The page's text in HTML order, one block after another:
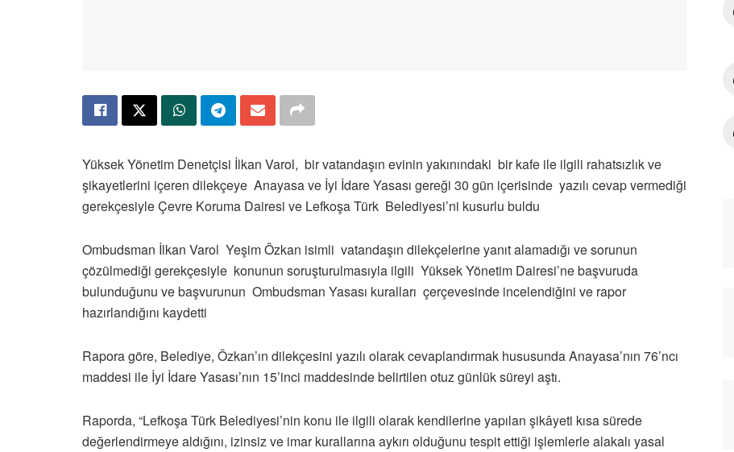
Yüksek Yönetim Denetçisi İlkan Varol, bir vatandaşın evinin yakınındaki bir kafe ile ilgili rahatsızlık ve
şikayetlerini içeren dilekçeye Anayasa ve İyi İdare Yasası gereği 30 gün içerisinde yazılı cevap vermediği
gerekçesiyle Çevre Koruma Dairesi ve Lefkoşa Türk Belediyesi’ni kusurlu buldu
Ombudsman İlkan Varol Yeşim Özkan isimli vatandaşın dilekçelerine yanıt alamadığı ve sorunun
çözülmediği gerekçesiyle konunun soruşturulmasıyla ilgili Yüksek Yönetim Dairesi’ne başvuruda
bulunduğunu ve başvurunun Ombudsman Yasası kuralları çerçevesinde incelendiğini ve rapor
hazırlandığını kaydetti
Rapora göre, Belediye, Özkan’ın dilekçesini yazılı olarak cevaplandırmak hususunda Anayasa’nın 76’ncı
maddesi ile İyi İdare Yasası’nın 15’inci maddesinde belirtilen otuz günlük süreyi aştı.
Raporda, “Lefkoşa Türk Belediyesi’nin konu ile ilgili olarak kendilerine yapılan şikâyeti kısa sürede
değerlendirmeye aldığını, izinsiz ve imar kurallarına aykırı olduğunu tespit ettiği işlemlerle alakalı yasal